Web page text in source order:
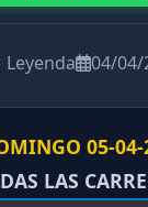
Leyenda 04/04/
05-
LAS